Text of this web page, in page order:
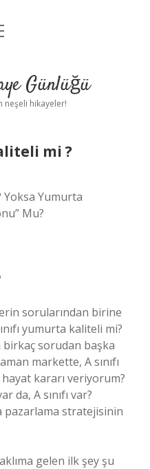
Günlüğü
neşeli hikayeler!
mi ?
Yoksa Yumurta
Mu?
sorularından birine
yumurta kaliteli mi?
sorudan başka
markette, A sınıfı
kararı veriyorum?
da, A sınıfı var?
pazarlama stratejisinin
gelen ilk şey şu